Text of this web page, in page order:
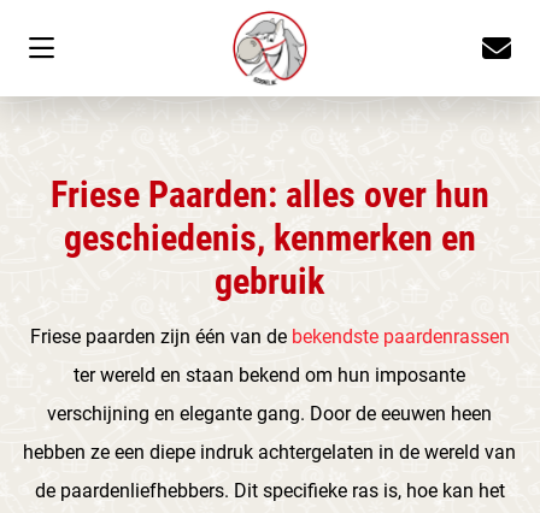
Friese Paarden: alles over hun
geschiedenis, kenmerken en
gebruik
Friese paarden zijn één van de bekendste paardenrassen
ter wereld en staan bekend om hun imposante
verschijning en elegante gang. Door de eeuwen heen
hebben ze een diepe indruk achtergelaten in de wereld van
de paardenliefhebbers. Dit specifieke ras is, hoe kan het